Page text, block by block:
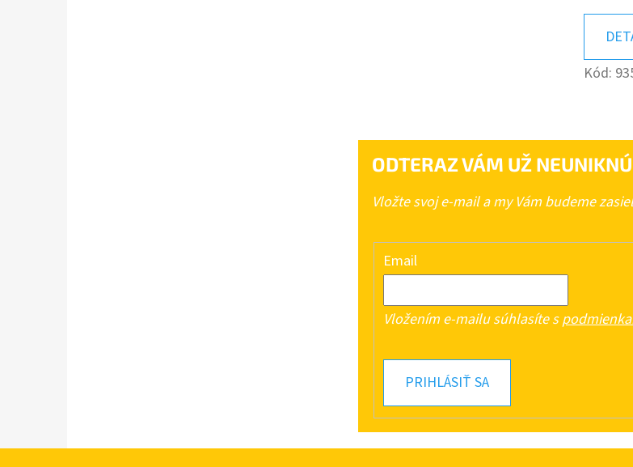
Kód:
ODTERAZ VÁM UŽ
Vložte svoj e-mail a my Vám budeme
Email
Vložením e-mailu súhlasíte s
PRIHLÁSIŤ SA